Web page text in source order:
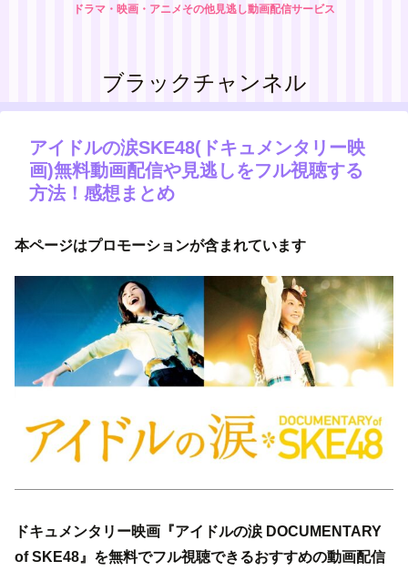
ドラマ・映画・アニメその他見逃し動画配信サービス
ブラックチャンネル
アイドルの涙SKE48(ドキュメンタリー映
画)無料動画配信や見逃しをフル視聴する
方法！感想まとめ
本ページはプロモーションが含まれています
ドキュメンタリー映画『アイドルの涙 DOCUMENTARY
of SKE48』を無料でフル視聴できるおすすめの動画配信